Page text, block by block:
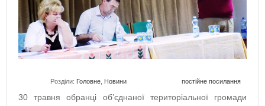
Розділи: Головне Новини постійне посилання
30 травня обранці об’єднаної територіальної громади